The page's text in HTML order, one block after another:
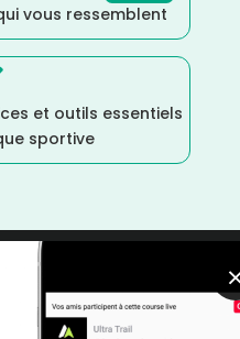
vous ressemblent
et outils essentiels
sportive
Dénivelé Montagne/
courses